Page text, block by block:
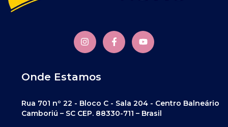
Onde Estamos
Rua 701 nº 22 - Bloco C - Sala 204 - Centro Balneário
Camboriú – SC CEP. 88330-711 – Brasil